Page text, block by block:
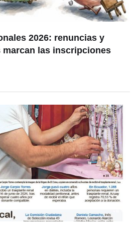
2026: renuncias y
las inscripciones